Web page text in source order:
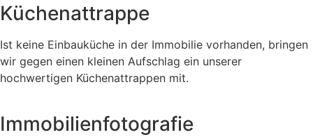
Küchenattrappe
Ist keine Einbauküche in der Immobilie vorhanden, bringen
wir gegen einen kleinen Aufschlag ein unserer
hochwertigen Küchenattrappen mit.
Immobilienfotografie